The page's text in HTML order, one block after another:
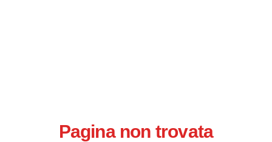
Pagina non trovata